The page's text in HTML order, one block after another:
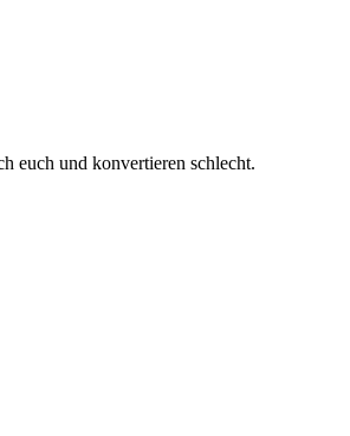
euch und konvertieren schlecht.